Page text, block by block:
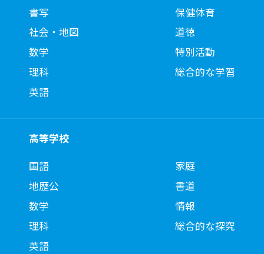
書写
社会・地図
数学
理科
英語
保健体育
道徳
特別活動
総合的な学習
高等学校
国語
地歴公
数学
理科
英語
家庭
書道
情報
総合的な探究